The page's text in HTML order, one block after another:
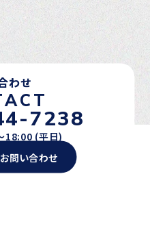
わせ
7238
18:00 (平日)
問い合わせ